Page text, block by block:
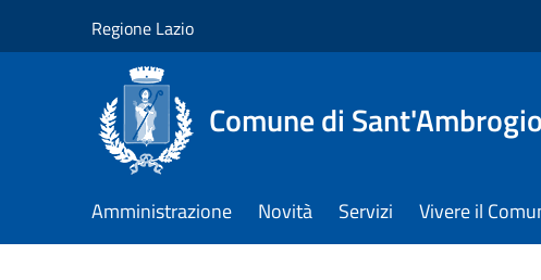
Regione Lazio
Comune di
Amministrazione Novità Servizi Vivere il